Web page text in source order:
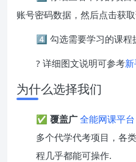
账号密码数据，然后点击获
4️⃣ 勾选需要学习的课程
? 详细图文说明可参考
为什么选择我们
✅ 覆盖广 全能网课平台
多个代学代考项目，各
程几乎都能可操作.